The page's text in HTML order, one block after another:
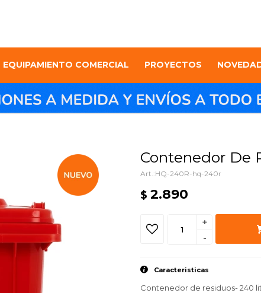
EQUIPAMIENTO COMERCIAL PROYECTOS
Contenedor De
HQ-240R-hq-240r
$ 2.890
+
-
Caracteristicas
Contenedor de residuos- 240